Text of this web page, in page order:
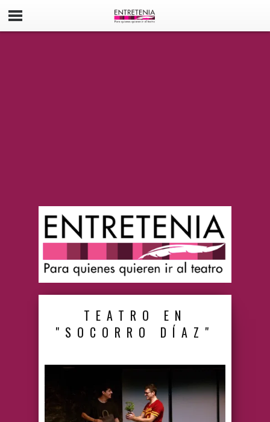
TEATRO EN
"SOCORRO DÍAZ"